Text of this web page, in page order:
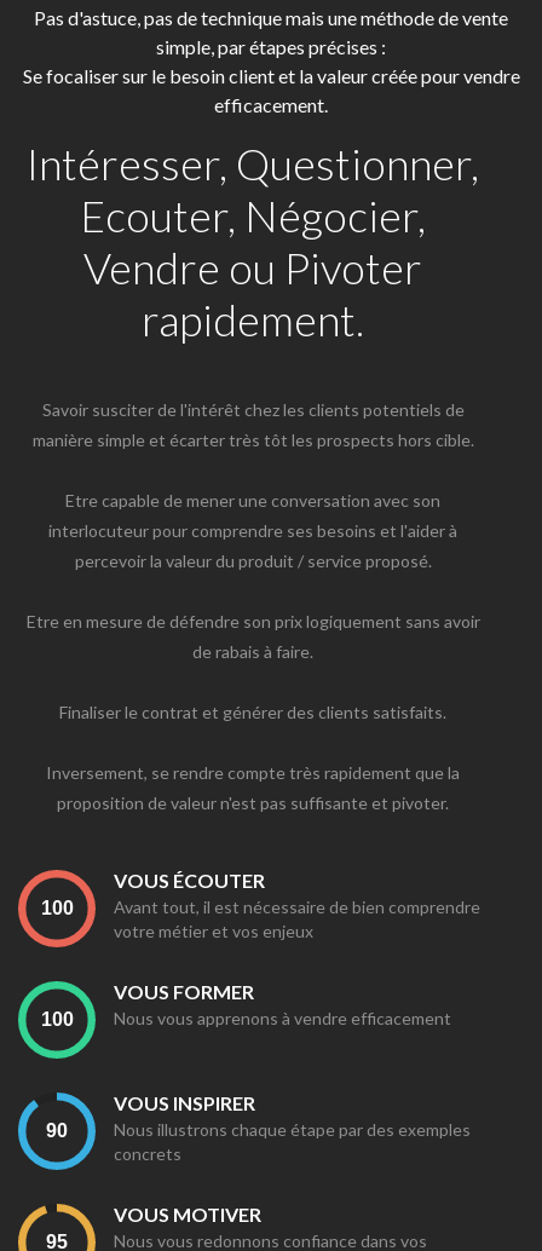
Pas d'astuce, pas de technique mais une méthode de vente
simple, par étapes précises :
Se focaliser sur le besoin client et la valeur créée pour vendre
efficacement.
Intéresser, Questionner,
Ecouter, Négocier,
Vendre ou Pivoter
rapidement.
Savoir susciter de l'intérêt chez les clients potentiels de
manière simple et écarter très tôt les prospects hors cible.
Etre capable de mener une conversation avec son
interlocuteur pour comprendre ses besoins et l'aider à
percevoir la valeur du produit / service proposé.
Etre en mesure de défendre son prix logiquement sans avoir
de rabais à faire.
Finaliser le contrat et générer des clients satisfaits.
Inversement, se rendre compte très rapidement que la
proposition de valeur n'est pas suffisante et pivoter.
VOUS ÉCOUTER
Avant tout, il est nécessaire de bien comprendre
votre métier et vos enjeux
VOUS FORMER
Nous vous apprenons à vendre efficacement
VOUS INSPIRER
Nous illustrons chaque étape par des exemples
concrets
VOUS MOTIVER
Nous vous redonnons confiance dans vos